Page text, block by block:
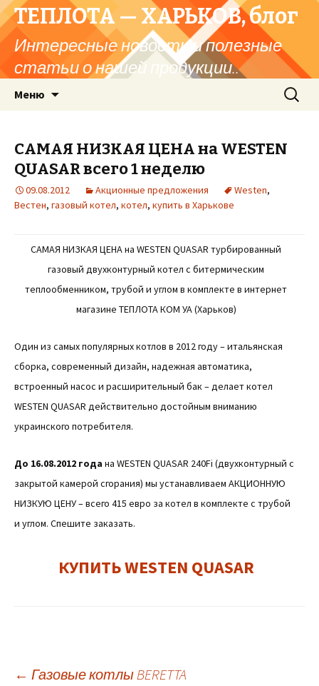
ТЕПЛОТА — ХАРЬКОВ, блог
Интересные новости и полезные
статьи о нашей продукции..
Меню Найти:
САМАЯ НИЗКАЯ ЦЕНА на WESTEN
QUASAR всего 1 неделю
09.08.2012 Акционные предложения Westen,
Вестен, газовый котел, котел, купить в Харькове
САМАЯ НИЗКАЯ ЦЕНА на WESTEN QUASAR турбированный
газовый двухконтурный котел с битермическим
теплообменником, трубой и углом в комплекте в интернет
магазине ТЕПЛОТА КОМ УА (Харьков)
Один из самых популярных котлов в 2012 году – итальянская
сборка, современный дизайн, надежная автоматика,
встроенный насос и расширительный бак – делает котел
WESTEN QUASAR действительно достойным вниманию
украинского потребителя.
До 16.08.2012 года на WESTEN QUASAR 240Fi (двухконтурный с
закрытой камерой сгорания) мы устанавливаем АКЦИОННУЮ
НИЗКУЮ ЦЕНУ – всего 415 евро за котел в комплекте с трубой
и углом. Спешите заказать.
КУПИТЬ WESTEN QUASAR
← Газовые котлы BERETTA